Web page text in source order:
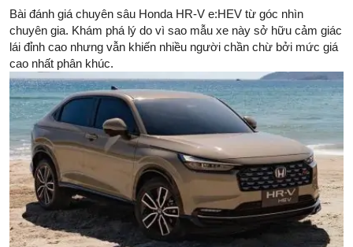
Bài đánh giá chuyên sâu Honda HR-V e:HEV từ góc nhìn
chuyên gia. Khám phá lý do vì sao mẫu xe này sở hữu cảm giác
lái đỉnh cao nhưng vẫn khiến nhiều người chần chừ bởi mức giá
cao nhất phân khúc.